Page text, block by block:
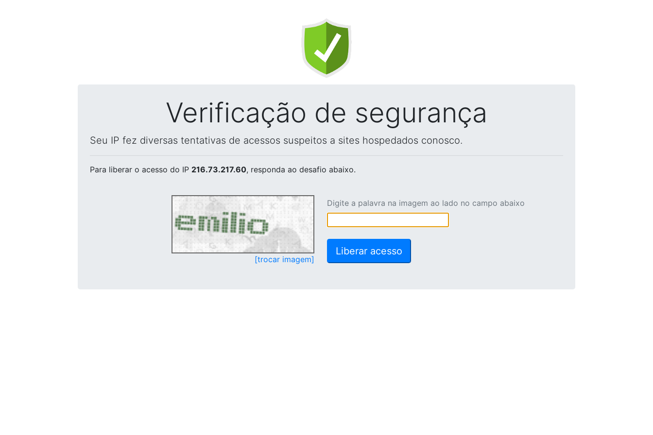
Verificação de segurança
Seu IP fez diversas tentativas de acessos suspeitos a sites hospedados conosco.
Para liberar o acesso do IP 216.73.217.60, responda ao desafio abaixo.
[trocar imagem]
Digite a palavra na imagem ao lado no campo abaixo